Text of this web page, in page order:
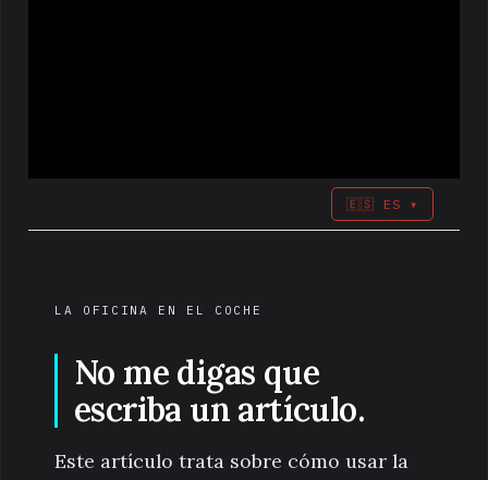
EL COCHE
🇪🇸 ES ▾
LA OFICINA EN EL COCHE
No me digas que
escriba un artículo.
Este artículo trata sobre cómo usar la